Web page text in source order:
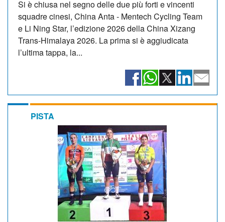
Si è chiusa nel segno delle due più forti e vincenti
squadre cinesi, China Anta - Mentech Cycling Team
e Li Ning Star, l’edizione 2026 della China Xizang
Trans-Himalaya 2026. La prima si è aggiudicata
l’ultima tappa, la...
PISTA